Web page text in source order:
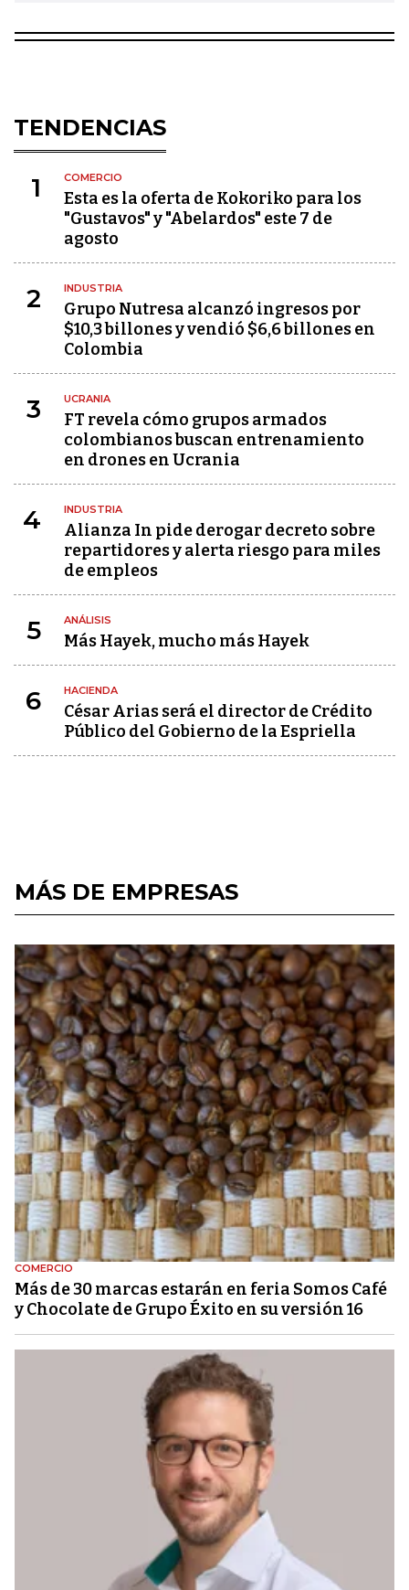
TENDENCIAS
1 COMERCIO
Esta es la oferta de Kokoriko para los
"Gustavos" y "Abelardos" este 7 de
agosto
2 INDUSTRIA
Grupo Nutresa alcanzó ingresos por
$10,3 billones y vendió $6,6 billones en
Colombia
3 UCRANIA
FT revela cómo grupos armados
colombianos buscan entrenamiento
en drones en Ucrania
4 INDUSTRIA
Alianza In pide derogar decreto sobre
repartidores y alerta riesgo para miles
de empleos
5 ANÁLISIS
Más Hayek, mucho más Hayek
6 HACIENDA
César Arias será el director de Crédito
Público del Gobierno de la Espriella
MÁS DE EMPRESAS
COMERCIO
Más de 30 marcas estarán en feria Somos Café
y Chocolate de Grupo Éxito en su versión 16